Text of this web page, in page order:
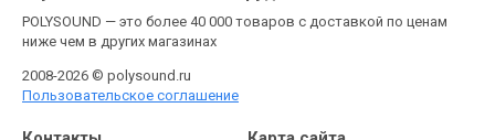
POLYSOUND — это более 40 000 товаров с доставкой по ценам
ниже чем в других магазинах
2008-2026 © polysound.ru
Пользовательское соглашение